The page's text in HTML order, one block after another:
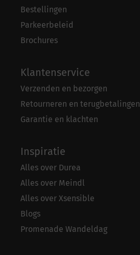
Bestellingen
Parkeerbeleid
Brochures
Klantenservice
Verzenden en bezorgen
Retourneren en terugbetalingen
Garantie en klachten
Inspiratie
Alles over Durea
Alles over Meindl
Alles over Xsensible
Blogs
Promenade Wandeldag